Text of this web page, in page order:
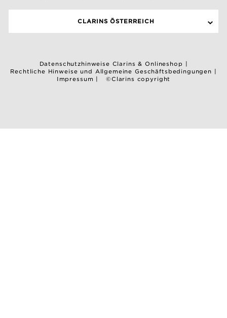
CLARINS ÖSTERREICH
Datenschutzhinweise Clarins & Onlineshop |
Rechtliche Hinweise und Allgemeine Geschäftsbedingungen |
Impressum | ©Clarins copyright